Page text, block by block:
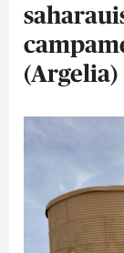
(Argelia)